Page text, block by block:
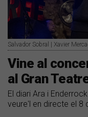
Salvador Sobral | Xavier
Vine al
al Gran
El diari Ara i
veure'l en directe el 8